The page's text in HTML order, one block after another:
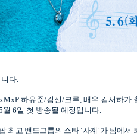
니다.
하유준/김신/크루, 배우 김서하가
월 6일 첫 방송될 예정입니다.
최고 밴드그룹의 스타‘사계 ’가 팀에서